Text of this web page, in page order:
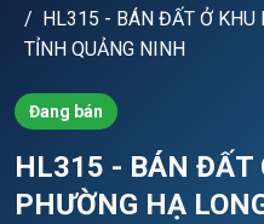
HL315 - BÁN ĐẤT Ở KHU
TỈNH QUẢNG NINH
Đang bán
HL315 - BÁN ĐẤT
PHƯỜNG HẠ